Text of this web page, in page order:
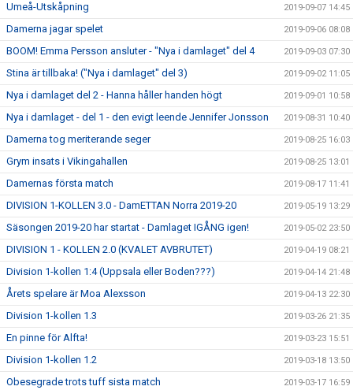
Umeå-Utskåpning 2019-09-07 14:45
Damerna jagar spelet 2019-09-06 08:08
BOOM! Emma Persson ansluter - "Nya i damlaget" del 4 2019-09-03 07:30
Stina är tillbaka! ("Nya i damlaget" del 3) 2019-09-02 11:05
Nya i damlaget del 2 - Hanna håller handen högt 2019-09-01 10:58
Nya i damlaget - del 1 - den evigt leende Jennifer Jonsson 2019-08-31 10:40
Damerna tog meriterande seger 2019-08-25 16:03
Grym insats i Vikingahallen 2019-08-25 13:01
Damernas första match 2019-08-17 11:41
DIVISION 1-KOLLEN 3.0 - DamETTAN Norra 2019-20 2019-05-19 13:29
Säsongen 2019-20 har startat - Damlaget IGÅNG igen! 2019-05-02 23:50
DIVISION 1 - KOLLEN 2.0 (KVALET AVBRUTET) 2019-04-19 08:21
Division 1-kollen 1:4 (Uppsala eller Boden???) 2019-04-14 21:48
Årets spelare är Moa Alexsson 2019-04-13 22:30
Division 1-kollen 1.3 2019-03-26 21:35
En pinne för Alfta! 2019-03-23 15:51
Division 1-kollen 1.2 2019-03-18 13:50
Obesegrade trots tuff sista match 2019-03-17 16:59